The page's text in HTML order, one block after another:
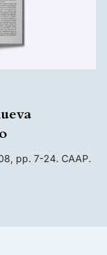
pp. 7-24. CAAP.